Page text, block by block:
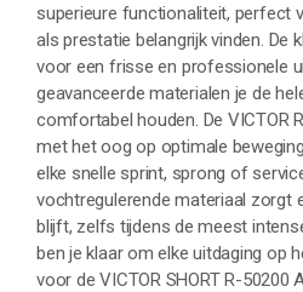
superieure functionaliteit, perfect
als prestatie belangrijk vinden. De
voor een frisse en professionele
geavanceerde materialen je de
comfortabel houden. De VICTOR
met het oog op optimale
elke snelle sprint, sprong of
vochtregulerende materiaal zorgt
blijft, zelfs tijdens de meest
ben je klaar om elke uitdaging op
voor de VICTOR SHORT R-50200